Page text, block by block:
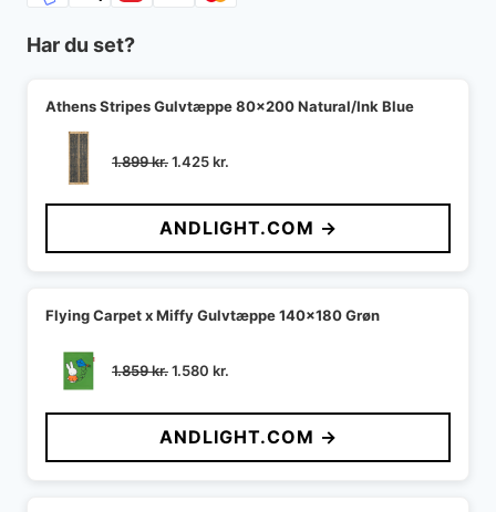
Har du set?
Athens Stripes Gulvtæppe 80x200 Natural/Ink Blue
1.899kr.Den
pris
var:
1.899 kr..
1.425kr.
pris
er:
1.425 kr..
ANDLIGHT.COM →
Flying Carpet x Miffy Gulvtæppe 140x180 Grøn
1.859kr.Den
pris
var:
1.859 kr..
1.580 kr.
pris
er:
1.580 kr..
ANDLIGHT.COM →